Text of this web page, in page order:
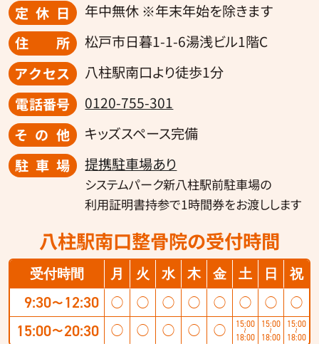
定休日
年中無休 ※年末年始を除きます
住所
松戸市日暮1-1-6湯浅ビル1階C
アクセス
八柱駅南口より徒歩1分
電話番号
0120-755-301
その他
キッズスペース完備
駐車場
提携駐車場あり
システムパーク新八柱駅前駐車場の
利用証明書持参で1時間券をお渡しします
八柱駅南口整骨院の受付時間
受付時間 月 火 水 木 金 土 日 祝
9:30〜 12:30 ◯ ◯ ◯ ◯ ◯ ◯ ◯ ◯
15:00〜20:30 ◯ ◯ ◯ ◯ ◯ 15:00
〜
18:00
15:00
〜
18:00
15:00
〜
18:00